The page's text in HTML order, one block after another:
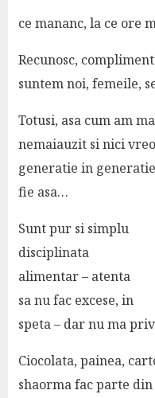
ce mananc, la ce ore
Recunosc,
suntem noi, femeile,
Totusi, asa cum am
nemaiauzit si nici
generatie in
fie asa…
Sunt pur si simplu
disciplinata
alimentar – atenta
sa nu fac excese, in
speta – dar nu ma
Ciocolata, painea,
shaorma fac parte